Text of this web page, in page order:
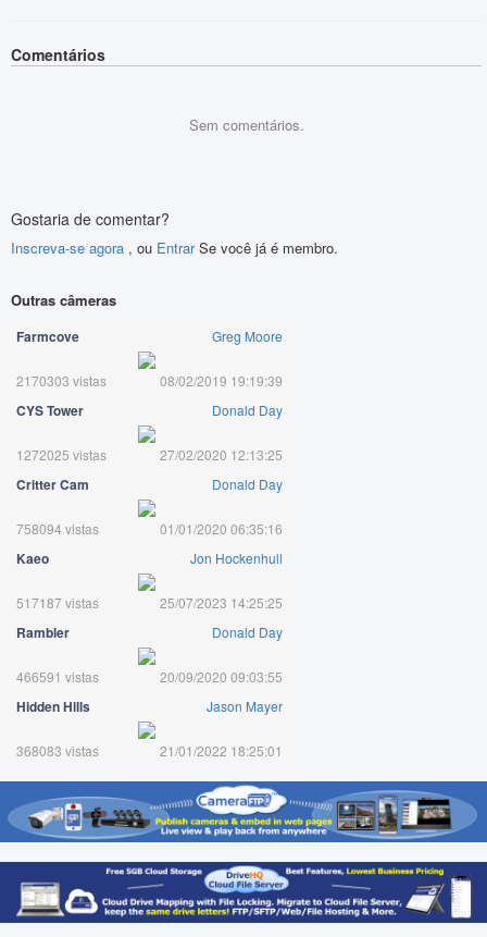
Comentários
Sem comentários.
Gostaria de comentar?
Inscreva-se agora , ou EntrarSe você já é membro.
Outras câmeras
Farmcove Greg Moore
2170303 vistas 08/02/2019 19:19:39
CYS Tower Donald Day
1272025 vistas 27/02/2020 12:13:25
Critter Cam Donald Day
758094 vistas 01/01/2020 06:35:16
Kaeo Jon Hockenhull
517187 vistas 25/07/2023 14:25:25
Rambler Donald Day
466591 vistas 20/09/2020 09:03:55
Hidden Hills Jason Mayer
368083 vistas 21/01/2022 18:25:01